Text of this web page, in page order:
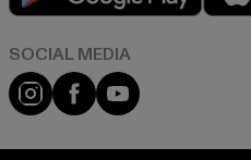
Instagram
FacebookYouTube